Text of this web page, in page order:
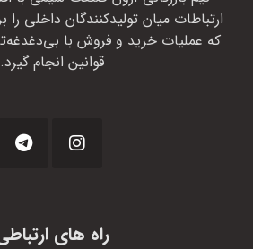
ارتباطات میان تولیدکنندگان داخلی را
که عملیات خرید و فروش با
قوانین انجام گیرد.
راه های